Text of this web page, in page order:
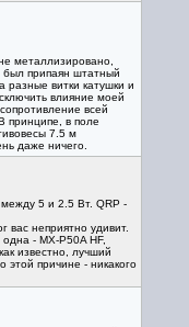
металлизировано,
был припаян штатный
разные витки катушки и
влияние моей
всей
принципе, в поле
7.5 м
даже ничего.
5 и 2.5 Вт. QRP -
вас неприятно удивит.
- MX-P50A HF,
известно, лучший
этой причине - никакого